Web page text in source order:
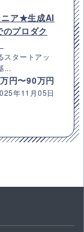
ニア★生成AI
プロダク
スタートアッ
...
円〜90万円
年11月05日